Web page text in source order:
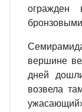
огражден
вершине
дней
возвела